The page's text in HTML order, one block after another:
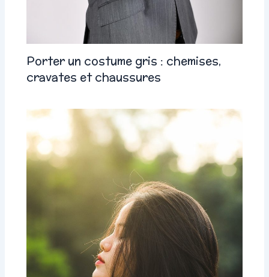
Porter un costume gris : chemises,
cravates et chaussures